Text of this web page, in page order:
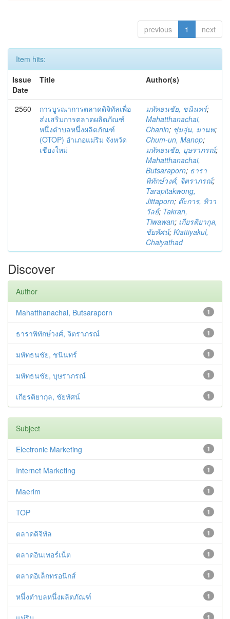
previous 1 next
Item hits:
Issue
Date
Title Author(s)
2560
การบูรณาการตลาดดิจิทัลเพื่อ
ส่งเสริมการตลาดผลิตภัณฑ์
หนึ่งตำบลหนึ่งผลิตภัณฑ์
(OTOP) อำเภอแม่ริม จังหวัด
เชียงใหม่
มหัทธนชัย, ชนินทร์;
Mahatthanachai,
Chanin; ชุ่มอุ่น, มานพ;
Chum-un, Manop;
มหัทธนชัย, บุษราภรณ์;
Mahatthanachai,
Butsaraporn; ธารา
พิทักษ์วงศ์, จิตราภรณ์;
Tarapitakwong,
Jittaporn; ต๊ะการ, ทิวา
วัลย์; Takran,
Tiwawan; เกียรติยากุล,
ชัยทัศน์; Kiattiyakul,
Chaiyathad
Discover
Author
1
Mahatthanachai, Butsaraporn
1
ธาราพิทักษ์วงศ์, จิตราภรณ์
1
มหัทธนชัย, ชนินทร์
1
มหัทธนชัย, บุษราภรณ์
1
เกียรติยากุล, ชัยทัศน์
Subject
1
Electronic Marketing
1
Internet Marketing
1
Maerim
1
TOP
1
ตลาดดิจิทัล
1
ตลาดอินเทอร์เน็ต
1
ตลาดอิเล็กทรอนิกส์
1
หนึ่งตำบลหนึ่งผลิตภัณฑ์
1